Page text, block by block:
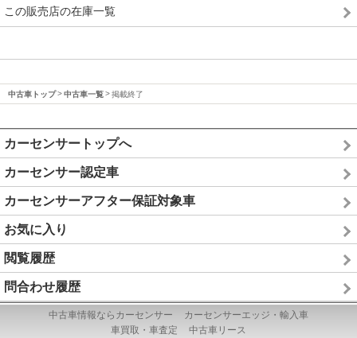
この販売店の在庫一覧
中古車トップ 中古車一覧 掲載終了
カーセンサートップへ
カーセンサー認定車
カーセンサーアフター保証対象車
お気に入り
閲覧履歴
問合わせ履歴
中古車情報ならカーセンサー
カーセンサーエッジ・輸入車
車買取・車査定
中古車リース